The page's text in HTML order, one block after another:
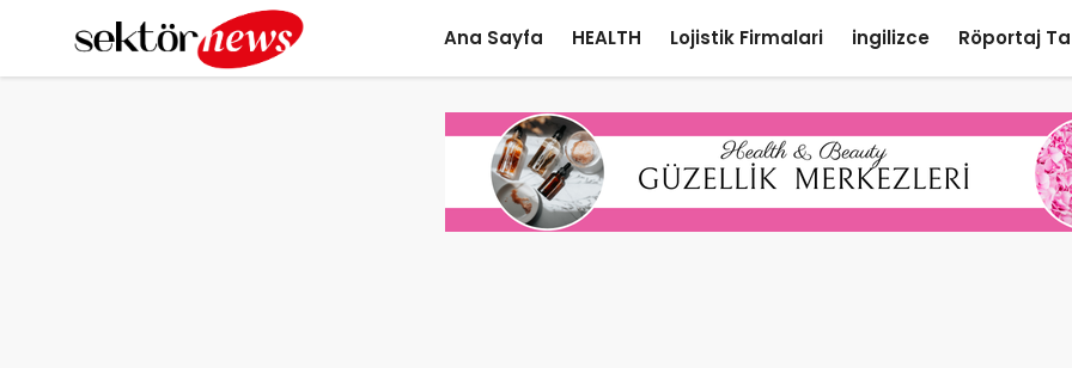
Ana Sayfa HEALTH Lojistik Firmalari ingilizce Röportaj